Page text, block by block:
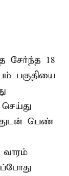
சேர்ந்த 18
பகுதியை
பெண்